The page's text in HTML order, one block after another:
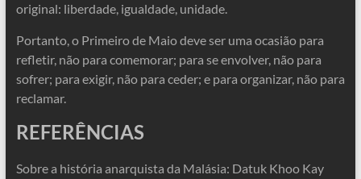
original: liberdade, igualdade, unidade.
Portanto, o Primeiro de Maio deve ser uma ocasião para
refletir, não para comemorar; para se envolver, não para
sofrer; para exigir, não para ceder; e para organizar, não para
reclamar.
REFERÊNCIAS
Sobre a história anarquista da Malásia: Datuk Khoo Kay